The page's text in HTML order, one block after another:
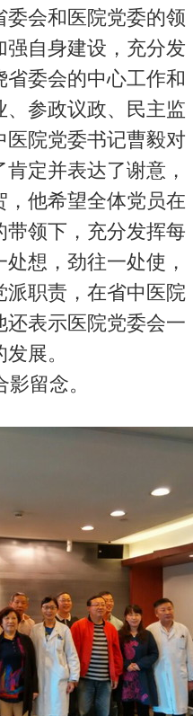
会和医院党委的领
自身建设，充分发
委会的中心工作和
参政议政、民主监
院党委书记曹毅对
定并表达了谢意，
他希望全体党员在
领下，充分发挥每
想，劲往一处使，
职责，在省中医院
表示医院党委会一
展。
留念。